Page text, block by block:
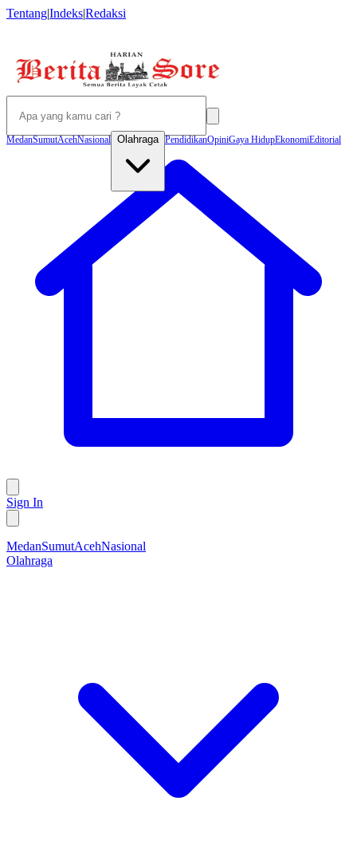
Tentang|Indeks|Redaksi
MedanSumutAcehNasional Olahraga PendidikanOpiniGaya HidupEkonomiEditorial
Sign In
MedanSumutAcehNasional
Olahraga